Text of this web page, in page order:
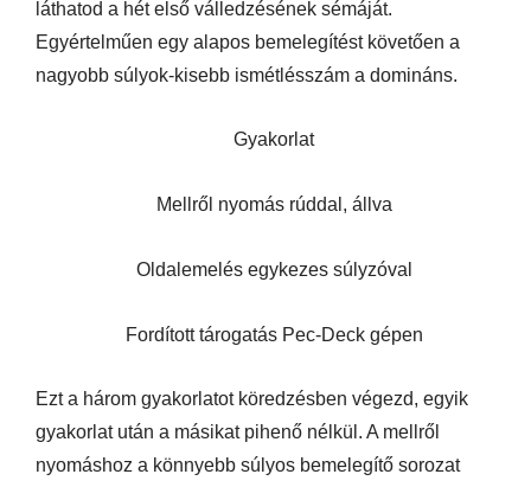
láthatod a hét első válledzésének sémáját.
Egyértelműen egy alapos bemelegítést követően a
nagyobb súlyok-kisebb ismétlésszám a domináns.
Gyakorlat
Mellről nyomás rúddal, állva
Oldalemelés egykezes súlyzóval
Fordított tárogatás Pec-Deck gépen
Ezt a három gyakorlatot köredzésben végezd, egyik
gyakorlat után a másikat pihenő nélkül. A mellről
nyomáshoz a könnyebb súlyos bemelegítő sorozat